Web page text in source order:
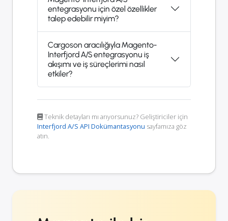
entegrasyonu için özel özellikler
talep edebilir miyim?
Cargoson aracılığıyla Magento-
Interfjord A/S entegrasyonu iş
akışımı ve iş süreçlerimi nasıl
etkiler?
Teknik detayları mı arıyorsunuz? Geliştiriciler için
Interfjord A/S API Dokümantasyonu sayfamıza göz
atın.